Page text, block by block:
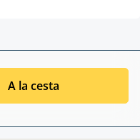
A la cesta